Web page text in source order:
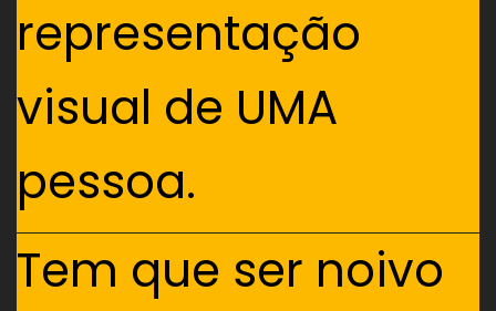
representação
visual de UMA
pessoa.
Tem que ser noivo